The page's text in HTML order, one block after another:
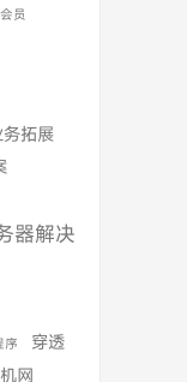
会员
拓展
器解决
序
穿透
网